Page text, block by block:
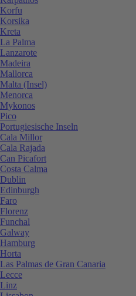
Korfu
Korsika
Kreta
La Palma
Lanzarote
Madeira
Mallorca
Malta (Insel)
Menorca
Mykonos
Pico
Portugiesische Inseln
Cala Millor
Cala Rajada
Can Picafort
Costa Calma
Dublin
Edinburgh
Faro
Florenz
Funchal
Galway
Hamburg
Horta
Las Palmas de Gran Canaria
Lecce
Linz